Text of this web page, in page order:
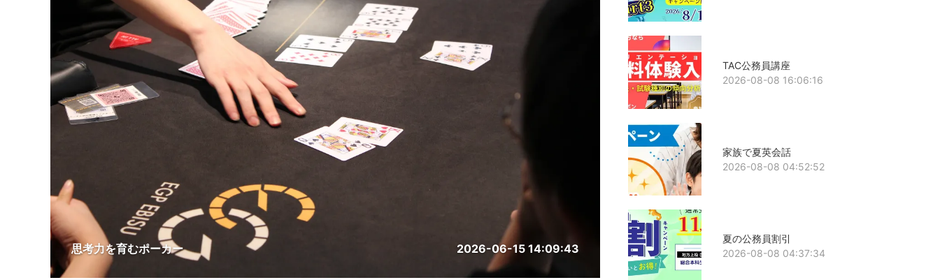
思考力を育むポーカー 2026-06-15 14:09:43
TAC公務員講座
2026-08-08 16:06:16
家族で夏英会話
2026-08-08 04:52:52
夏の公務員割引
2026-08-08 04:37:34